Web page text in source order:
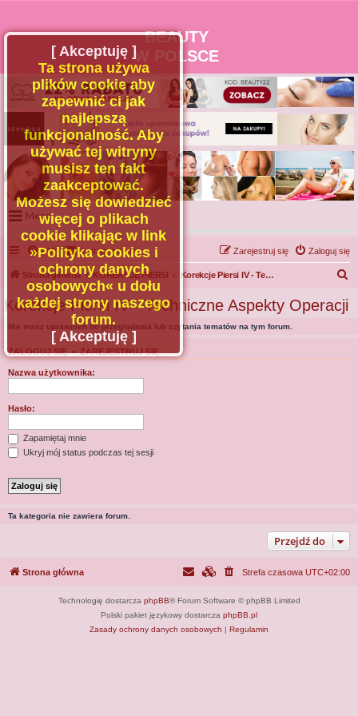
BEAUTY
W POLSCE
Menu
Portal
Facebook
Regulamin
Zapytaj administratora
Kontakt
FAQ Kontakt z nami Zaloguj się
Zarejestruj się
Strona główna KOREKCJE PIERSI Korekcje Piersi IV - Techniczne Aspekty Operacji
Korekcje Piersi IV - Techniczne Aspekty Operacji
Nie masz uprawnień do przeglądania lub czytania tematów na tym forum.
ZALOGUJ SIĘ•ZAREJESTRUJ SIĘ
Nazwa użytkownika:
Hasło:
Zapamiętaj mnie
Ukryj mój status podczas tej sesji
Ta kategoria nie zawiera forum.
Przejdź do
[ Akceptuję ]
Ta strona używa
plików cookie aby
zapewnić ci jak
najlepszą
funkcjonalność. Aby
używać tej witryny
musisz ten fakt
zaakceptować.
Możesz się dowiedzieć
więcej o plikach
cookie klikając w link
»Polityka cookies i
ochrony danych
osobowych« u dołu
każdej strony naszego
forum.
[ Akceptuję ]
Strona główna Strefa czasowa UTC+02:00
Technologię dostarcza phpBB® Forum Software © phpBB Limited
Polski pakiet językowy dostarcza phpBB.pl
Zasady ochrony danych osobowych | Regulamin